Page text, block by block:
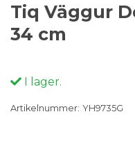
Tiq Väggur
34 cm
I lager.
Artikelnummer: YH9735G